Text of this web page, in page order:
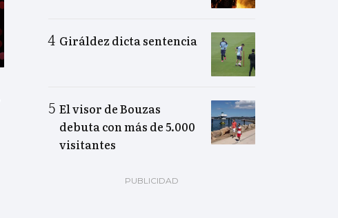
Giráldez dicta sentencia
El visor de Bouzas
debuta con más de 5.000
visitantes